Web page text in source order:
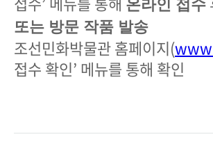
온라인 접수
또는 방문 작품 발송
조선민화박물관 홈페이지(
접수 확인’ 메뉴를 통해 확인